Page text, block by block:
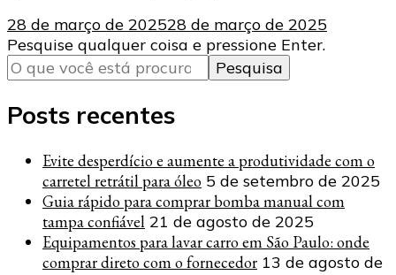
28 de março de 202528 de março de 2025
Procurando
algo?
Pesquise qualquer coisa e pressione Enter.
Posts recentes
Evite desperdício e aumente a produtividade com o
carretel retrátil para óleo 5 de setembro de 2025
Guia rápido para comprar bomba manual com
tampa confiável 21 de agosto de 2025
Equipamentos para lavar carro em São Paulo: onde
comprar direto com o fornecedor 13 de agosto de